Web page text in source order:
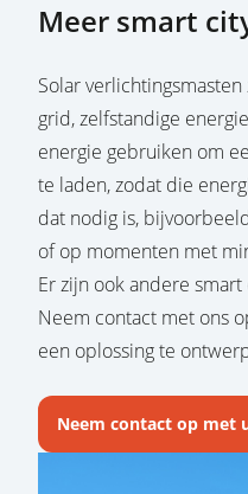
Meer smart
Solar
grid, zelfstandige
energie gebruiken om
te laden, zodat die
dat nodig is,
of op momenten met
Er zijn ook andere
Neem contact met ons
een oplossing te
Neem contact op met